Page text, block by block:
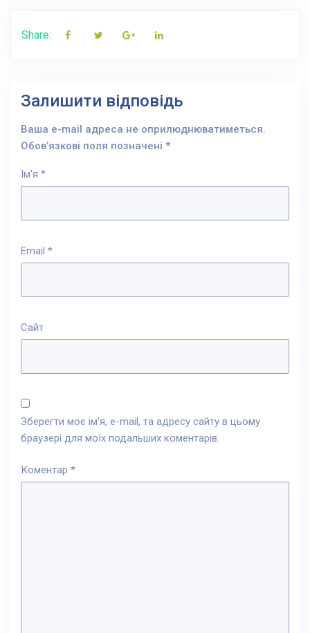
Share:
Залишити відповідь
Ваша e-mail адреса не оприлюднюватиметься.
Обов’язкові поля позначені *
Ім'я *
Email *
Сайт
Зберегти моє ім'я, e-mail, та адресу сайту в цьому
браузері для моїх подальших коментарів.
Коментар *